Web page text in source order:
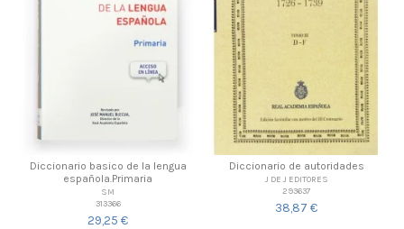
Diccionario basico de la lengua
española.Primaria
SM
313366
29,25 €
Diccionario de autoridades
J DE J EDITORES
293637
38,87 €